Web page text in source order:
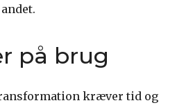
på brug
kræver tid og